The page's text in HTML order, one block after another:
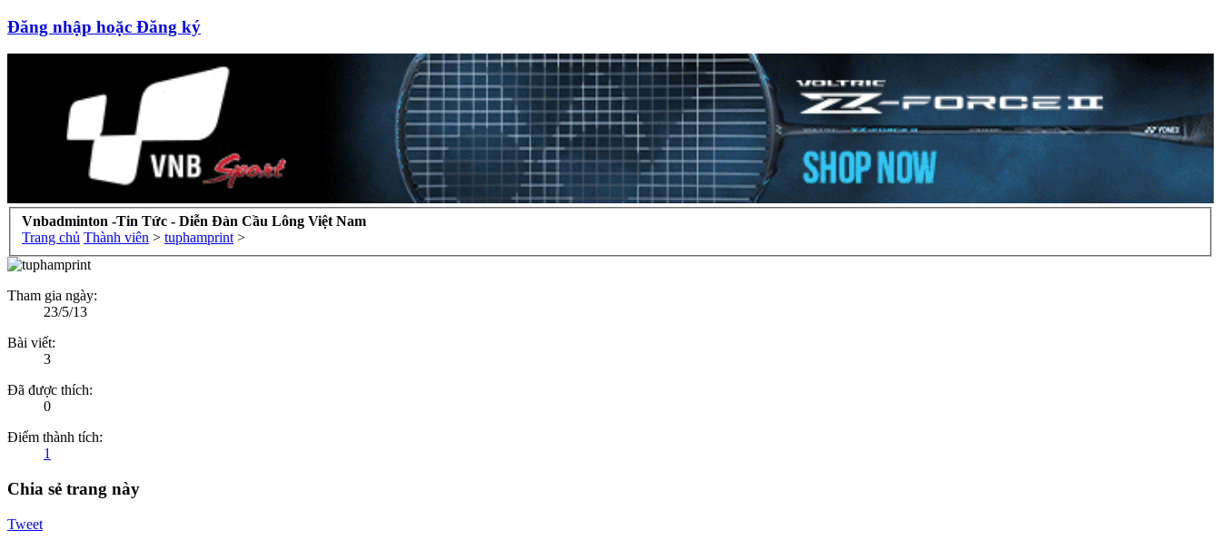
Đăng nhập hoặc Đăng ký
Vnbadminton -Tin Tức - Diễn Đàn Cầu Lông Việt Nam
Trang chủ Thành viên > tuphamprint >
Tham gia ngày:
23/5/13
Bài viết:
3
Đã được thích:
0
Điểm thành tích:
1
Chia sẻ trang này
Tweet